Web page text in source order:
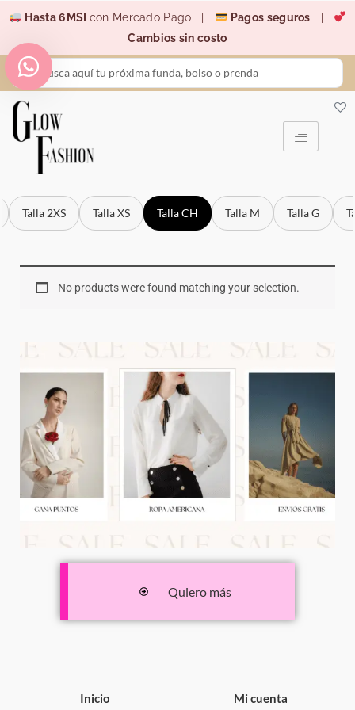
contenido
Hasta 6MSI con Mercado Pago | Pagos seguros
Cambios sin costo
Search
...
Talla 2XS Talla XS Talla CH Talla M Talla G
No products were found matching your selection.
Quiero más
Inicio Mi cuenta